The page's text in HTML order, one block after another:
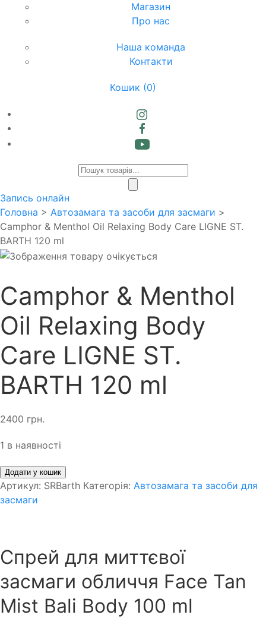
Магазин
Про нас
Наша команда
Контакти
Кошик (0)
Products
Запись онлайн
Головна > Автозамага та засоби для засмаги >
Camphor & Menthol Oil Relaxing Body Care LIGNE ST.
BARTH 120 ml
Camphor & Menthol
Oil Relaxing Body
Care LIGNE ST.
BARTH 120 ml
2400 грн.
1 в наявності
Додати у кошик
Артикул: SRBarth Категорія: Автозамага та засоби для
засмаги
Спрей для миттєвої
засмаги обличчя Face Tan
Mist Bali Body 100 ml